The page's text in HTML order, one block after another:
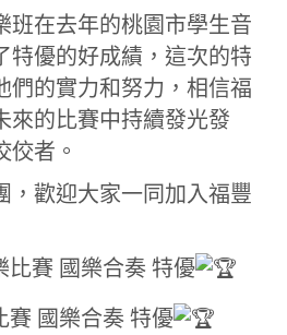
班在去年的桃園市學生音
特優的好成績，這次的特
們的實力和努力，相信福
來的比賽中持續發光發
佼者。
，歡迎大家一同加入福豐
比賽 國樂合奏 特優
賽 國樂合奏 特優